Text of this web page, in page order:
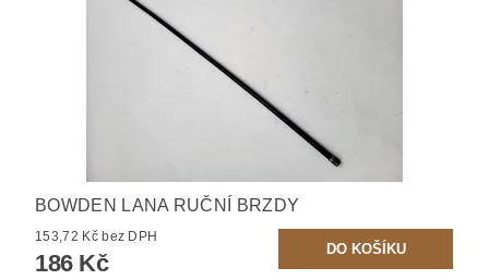
BOWDEN LANA RUČNÍ BRZDY
153,72 Kč bez DPH
186 Kč